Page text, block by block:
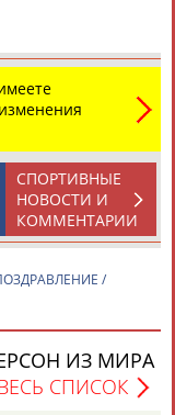
АБДУЛАЕВ
Загалав
АБДУЛБЕКОВ
СПОРТИВНЫЕ
НОВОСТИ И
КОММЕНТАРИИ
/
ИЗ МИРА
СПИСОК